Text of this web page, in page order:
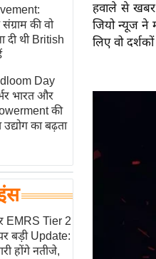
संग्राम की वो
दी थी British
Day
भारत और
की
का बढ़ता
EMRS Tier 2
बड़ी Update:
होंगे नतीजे,
हवाले से खबर
जियो न्यूज ने
लिए वो